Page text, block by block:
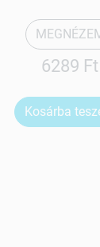
6289 Ft
Kosárba